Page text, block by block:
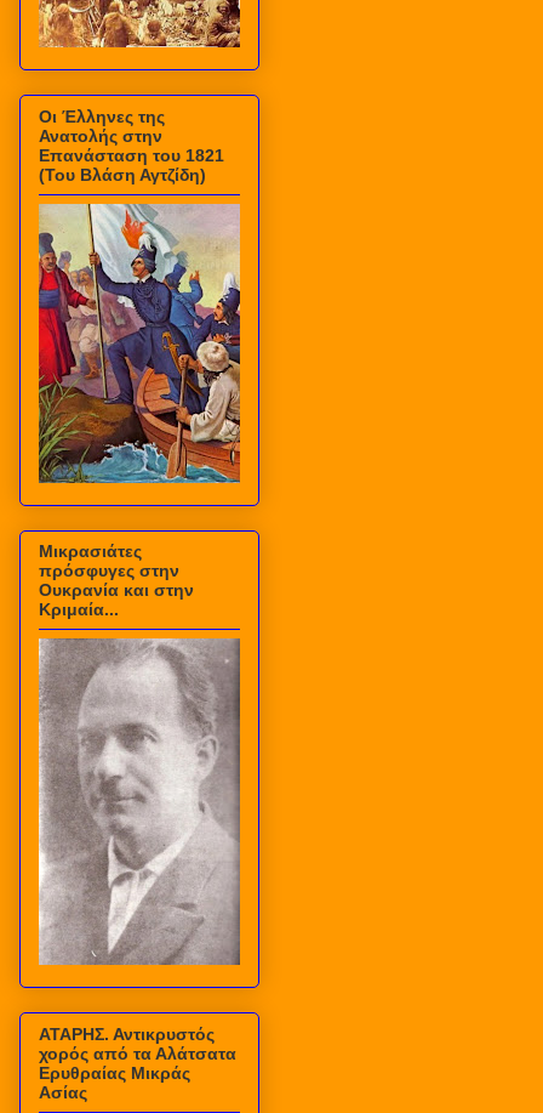
Οι Έλληνες της
Ανατολής στην
Επανάσταση του 1821
(Του Βλάση Αγτζίδη)
Μικρασιάτες
πρόσφυγες στην
Ουκρανία και στην
Κριμαία...
ΑΤΑΡΗΣ. Αντικρυστός
χορός από τα Αλάτσατα
Ερυθραίας Μικράς
Ασίας